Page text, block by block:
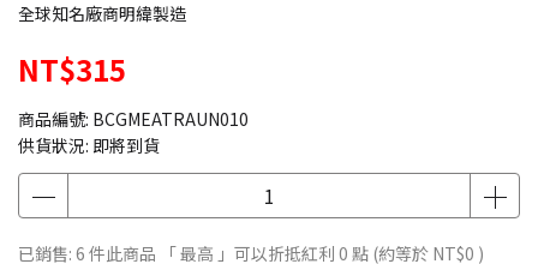
全球知名廠商明緯製造
NT$315
商品編號: BCGMEATRAUN010
供貨狀況: 即將到貨
已銷售: 6 件此商品 「 最高 」可以折抵紅利 0 點 (約等於 NT$0 )